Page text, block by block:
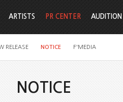
ARTISTS PR CENTER
RELEASE NOTICE F'MEDIA
AUDITION
NOTICE